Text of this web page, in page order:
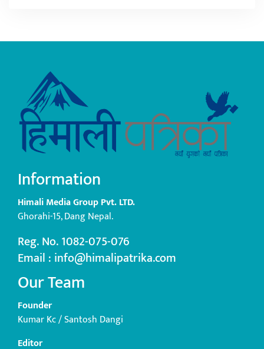
Information
Himali Media Group Pvt. LTD.
Ghorahi-15, Dang Nepal.
Reg. No. 1082-075-076
Email : info@himalipatrika.com
Our Team
Founder
Kumar Kc / Santosh Dangi
Editor